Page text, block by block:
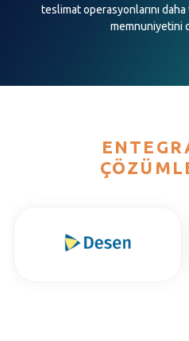
teslimat operasyonlarını
memnuniyetini